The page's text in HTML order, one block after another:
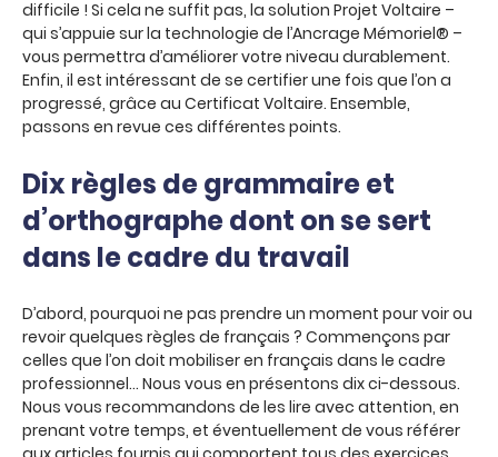
difficile ! Si cela ne suffit pas, la solution Projet Voltaire –
qui s’appuie sur la technologie de l’Ancrage Mémoriel® –
vous permettra d’améliorer votre niveau durablement.
Enfin, il est intéressant de se certifier une fois que l’on a
progressé, grâce au Certificat Voltaire. Ensemble,
passons en revue ces différentes points.
Dix règles de grammaire et
d’orthographe dont on se sert
dans le cadre du travail
D’abord, pourquoi ne pas prendre un moment pour voir ou
revoir quelques règles de français ? Commençons par
celles que l’on doit mobiliser en français dans le cadre
professionnel… Nous vous en présentons dix ci-dessous.
Nous vous recommandons de les lire avec attention, en
prenant votre temps, et éventuellement de vous référer